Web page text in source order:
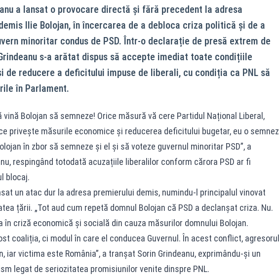
a lansat o provocare directă și fără precedent la adresa
Ilie Bolojan, în încercarea de a debloca criza politică și de a
minoritar condus de PSD. Într-o declarație de presă extrem de
s-a arătat dispus să accepte imediat toate condițiile
de reducere a deficitului impuse de liberali, cu condiția ca PNL să
în Parlament.
vină Bolojan să semneze! Orice măsură vă cere Partidul Național Liberal,
privește măsurile economice și reducerea deficitului bugetar, eu o semnez
în zbor să semneze și el și să voteze guvernul minoritar PSD”, a
respingând totodată acuzațiile liberalilor conform cărora PSD ar fi
blocaj.
un atac dur la adresa premierului demis, numindu-l principalul vinovat
țării. „Tot aud cum repetă domnul Bolojan că PSD a declanșat criza. Nu.
în criză economică și socială din cauza măsurilor domnului Bolojan.
coaliția, ci modul în care el conducea Guvernul. În acest conflict, agresorul
iar victima este România”, a tranșat Sorin Grindeanu, exprimându-și un
legat de seriozitatea promisiunilor venite dinspre PNL.